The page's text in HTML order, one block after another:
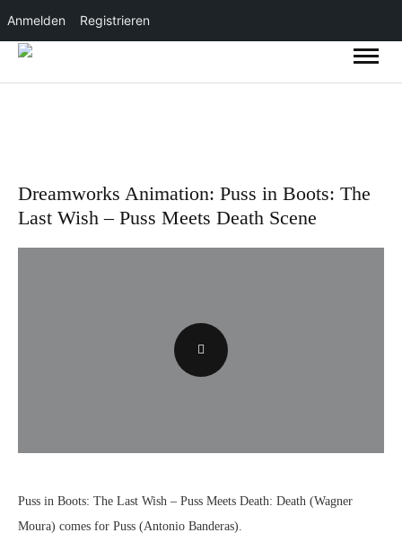
Anmelden Registrieren
Dreamworks Animation: Puss in Boots: The
Last Wish – Puss Meets Death Scene
Puss in Boots: The Last Wish – Puss Meets Death: Death (Wagner
Moura) comes for Puss (Antonio Banderas).